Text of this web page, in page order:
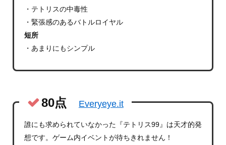
・テトリスの中毒性
・緊張感のあるバトルロイヤル
短所
・あまりにもシンプル
80点 Everyeye.it
誰にも求められていなかった『テトリス99』は天才的発
想です。ゲーム内イベントが待ちきれません！